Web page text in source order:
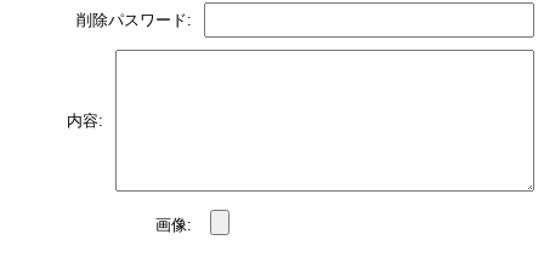
削除パスワード:
内容:
画像: